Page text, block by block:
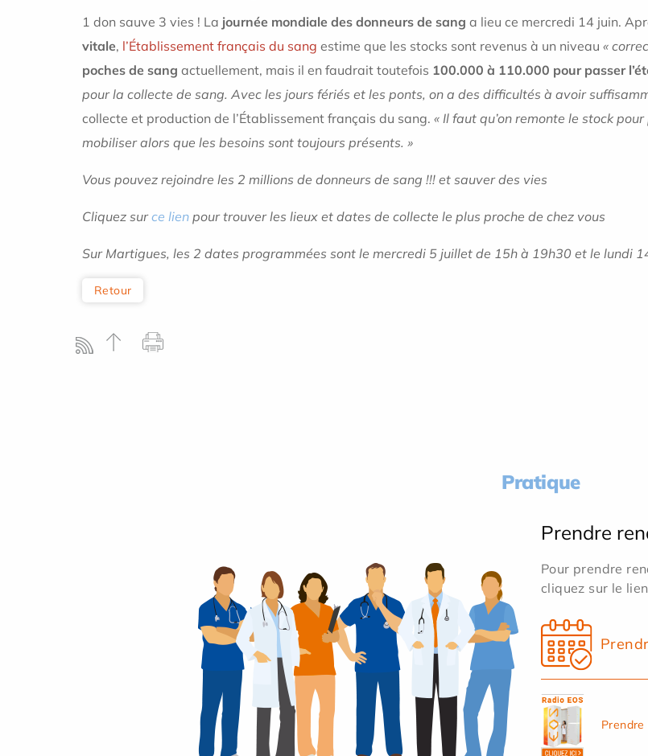
1 don sauve 3 vies ! La journée mondiale des donneurs de sang a lieu ce mercredi 14 juin.
vitale, l’Établissement français du sang estime que les stocks sont revenus à un niveau «
poches de sang actuellement, mais il en faudrait toutefois 100.000 à 110.000 pour passer
pour la collecte de sang. Avec les jours fériés et les ponts, on a des difficultés à avoir
collecte et production de l’Établissement français du sang. « Il faut qu’on remonte le stock
mobiliser alors que les besoins sont toujours présents. »
Vous pouvez rejoindre les 2 millions de donneurs de sang !!! et sauver des vies
Cliquez surce lien pour trouver les lieux et dates de collecte le plus proche de chez vous
Sur Martigues, les 2 dates programmées sont le mercredi 5 juillet de 15h à 19h30 et le lundi
Retour
Pratique
Prendre
Pour prendre
cliquez sur le